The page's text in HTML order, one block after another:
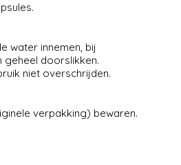
water innemen, bij
geheel doorslikken.
niet overschrijden.
verpakking) bewaren.